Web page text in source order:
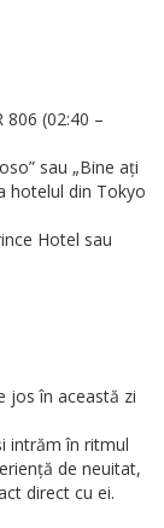
(02:40 –
sau „Bine ați
hotelul din Tokyo
Hotel sau
jos în această zi
intrăm în ritmul
de neuitat,
direct cu ei.